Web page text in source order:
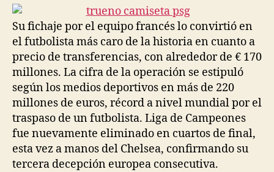
Su fichaje por el equipo francés lo convirtió en
el futbolista más caro de la historia en cuanto a
precio de transferencias, con alrededor de € 170
millones. La cifra de la operación se estipuló
según los medios deportivos en más de 220
millones de euros, récord a nivel mundial por el
traspaso de un futbolista. Liga de Campeones
fue nuevamente eliminado en cuartos de final,
esta vez a manos del Chelsea, confirmando su
tercera decepción europea consecutiva.